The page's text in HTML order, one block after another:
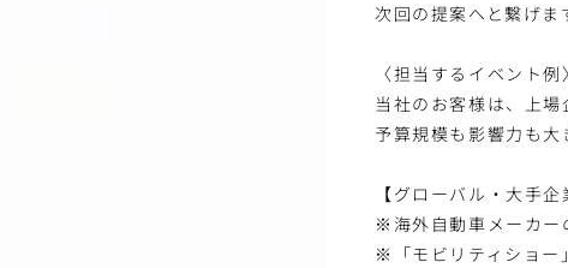
次回の提案へと繋げま
〈担当するイベント例〉
当社のお客様は、上
予算規模も影響力も大
【グローバル・大手
※海外自動車メーカー
※「モビリティショー